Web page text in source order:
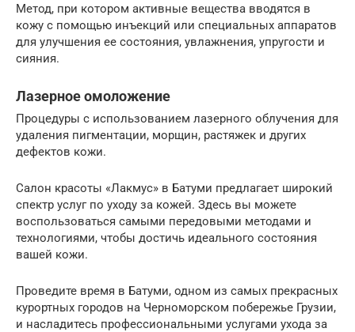
Метод, при котором активные вещества вводятся в
кожу с помощью инъекций или специальных аппаратов
для улучшения ее состояния, увлажнения, упругости и
сияния.
Лазерное омоложение
Процедуры с использованием лазерного облучения для
удаления пигментации, морщин, растяжек и других
дефектов кожи.
Салон красоты «Лакмус» в Батуми предлагает широкий
спектр услуг по уходу за кожей. Здесь вы можете
воспользоваться самыми передовыми методами и
технологиями, чтобы достичь идеального состояния
вашей кожи.
Проведите время в Батуми, одном из самых прекрасных
курортных городов на Черноморском побережье Грузии,
и насладитесь профессиональными услугами ухода за